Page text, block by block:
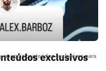
anuncia conteúdos exclusivos para
exclusivos